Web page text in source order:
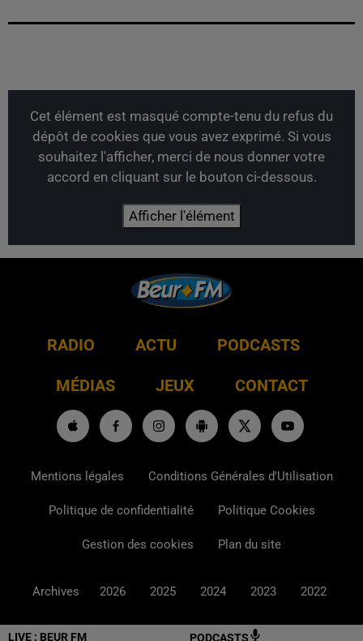
LIVE : BEUR FM PODCASTS
Cet élément est masqué compte-tenu du refus du
dépôt de cookies que vous avez exprimé. Si vous
souhaitez l'afficher, merci de nous donner votre
accord en cliquant sur le bouton ci-dessous.
Afficher l'élément
RADIO ACTU PODCASTS
MÉDIAS JEUX CONTACT
Mentions légales Conditions Générales d'Utilisation
Politique de confidentialité Politique Cookies
Gestion des cookies Plan du site
Archives 2026 2025 2024 2023 2022